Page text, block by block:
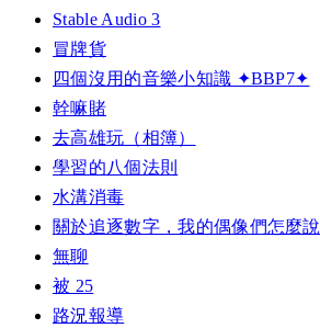
Stable Audio 3
冒牌貨
四個沒用的音樂小知識 ✦BBP7✦
幹嘛賭
去高雄玩（相簿）
學習的八個法則
水溝消毒
關於追逐數字，我的偶像們怎麼說
無聊
被 25
路況報導